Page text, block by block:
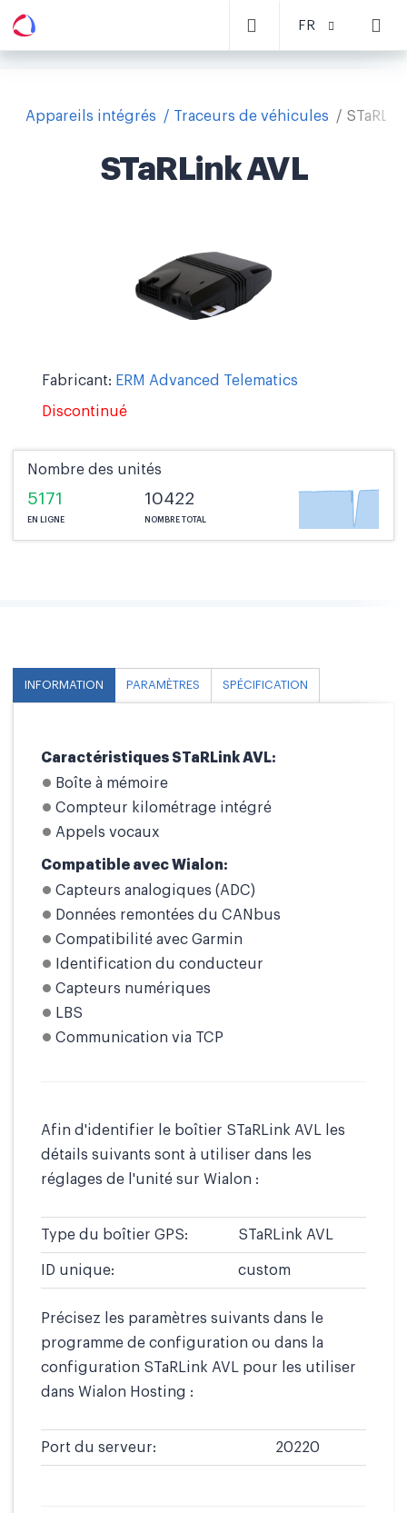
FR
Appareils intégrés Traceurs de véhicules
STaRLink AVL
Fabricant: ERM Advanced Telematics
Discontinué
Nombre des unités
5171
EN LIGNE
10422
NOMBRE TOTAL
INFORMATION PARAMÈTRES SPÉCIFICATION
Caractéristiques STaRLink AVL:
Boîte à mémoire
Compteur kilométrage intégré
Appels vocaux
Compatible avec Wialon:
Capteurs analogiques (ADC)
Données remontées du CANbus
Compatibilité avec Garmin
Identification du conducteur
Capteurs numériques
LBS
Communication via TCP
Afin d'identifier le boîtier STaRLink AVL les
détails suivants sont à utiliser dans les
réglages de l'unité sur Wialon :
Type du boîtier GPS: STaRLink AVL
ID unique: custom
Précisez les paramètres suivants dans le
programme de configuration ou dans la
configuration STaRLink AVL pour les utiliser
dans Wialon Hosting :
Port du serveur: 20220